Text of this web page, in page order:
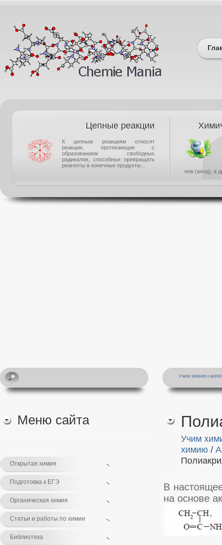
Цепные реакции
К цепным реакциям относят
реакции, протекающие с
образованием свободных
радикалов, способных превращать
реагенты в конечные продукты...
нов (анод), а
УЧИМ ХИМИЮ /
Меню сайта
Открытая химия
Подготовка к ЕГЭ
Органическая химия
Статьи и работы по химии
Библиотека
Учим
химию /
В
на основе